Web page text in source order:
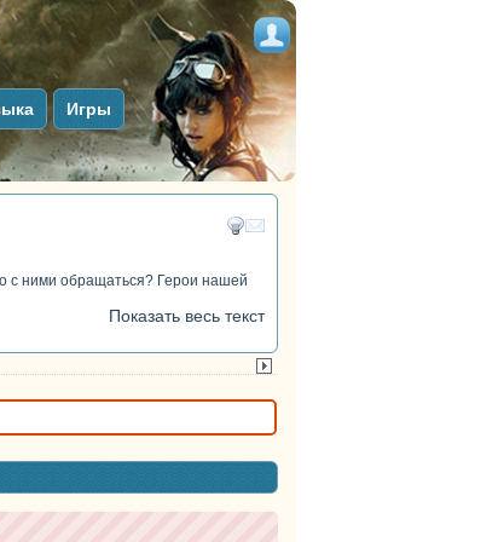
Игры
с ними обращаться? Герои нашей
Показать весь текст